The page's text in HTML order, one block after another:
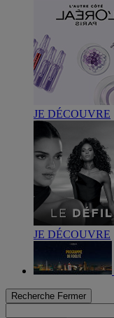
JE DÉCOUVRE
JE DÉCOUVRE
Recherche Fermer